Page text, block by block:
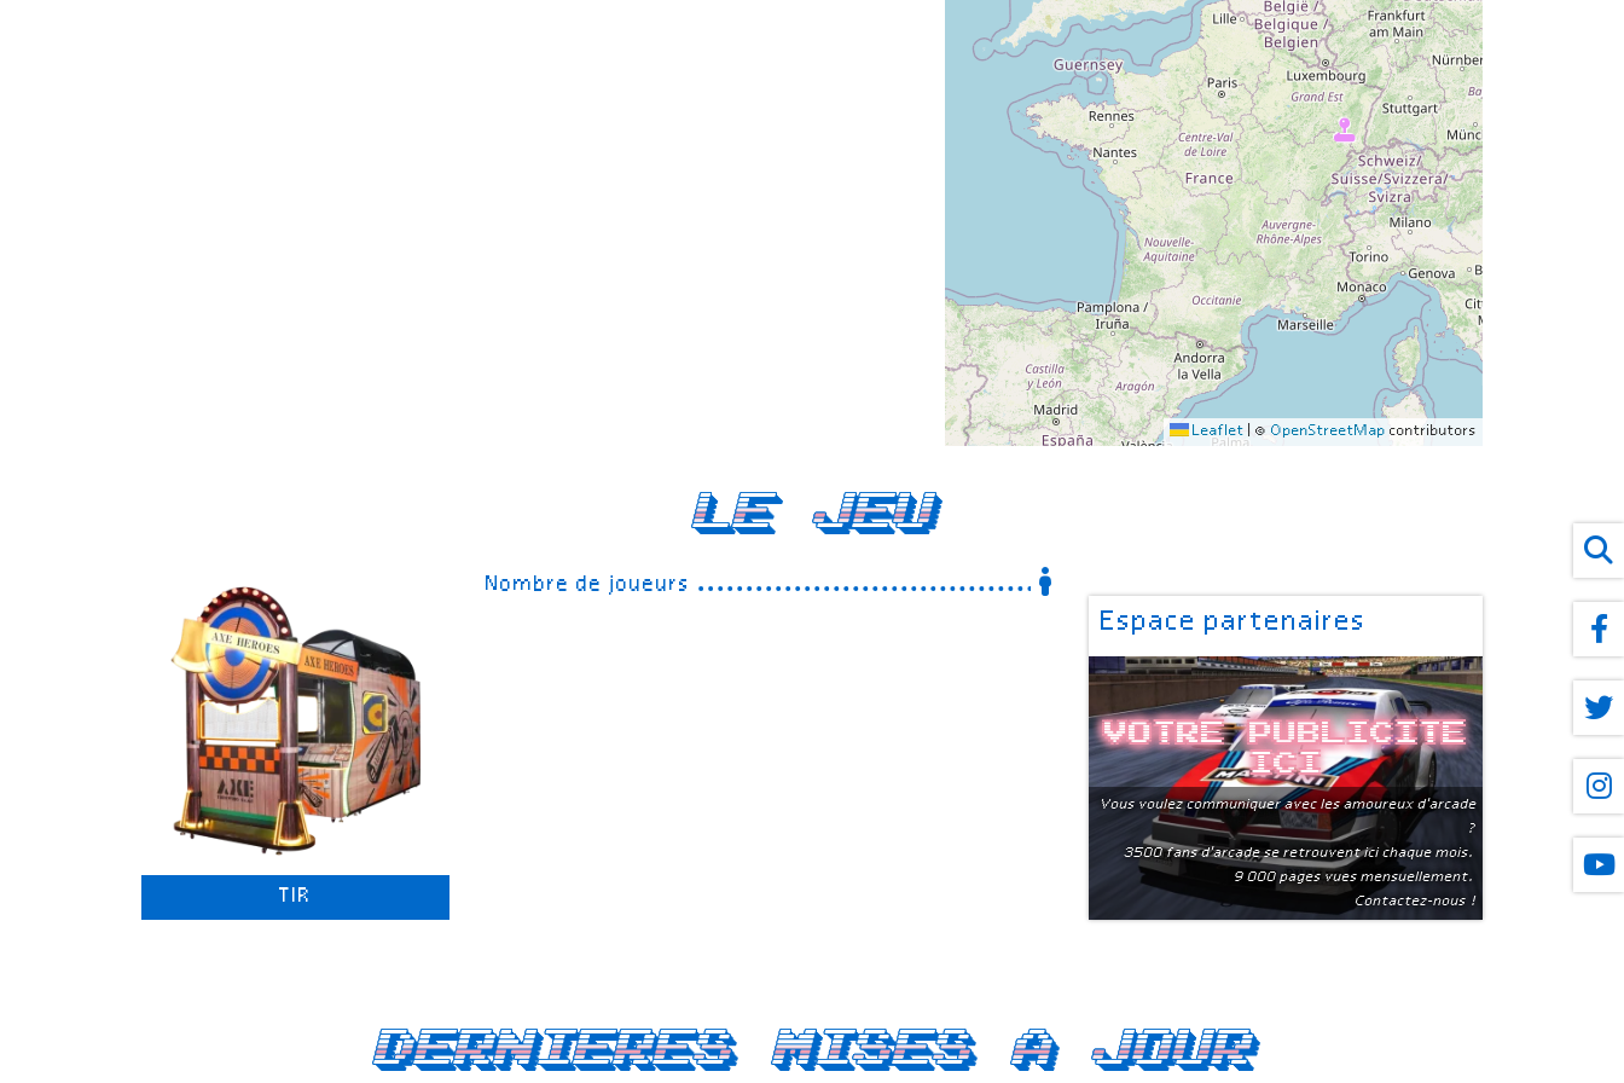
Leaflet © OpenStreetMap contributors
Le Jeu
TIR
Nombre de joueurs
Espace partenaires
Votre publicite
ici
Vous voulez communiquer avec les amoureux d'arcade
?
3500 fans d'arcade se retrouvent ici chaque mois.
9 000 pages vues mensuellement.
Contactez-nous !
Dernieres mises a jour